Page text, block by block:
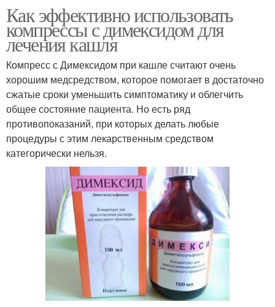
Как эффективно использовать
компрессы с димексидом для
лечения кашля
Компресс с Димексидом при кашле считают очень
хорошим медсредством, которое помогает в достаточно
сжатые сроки уменьшить симптоматику и облегчить
общее состояние пациента. Но есть ряд
противопоказаний, при которых делать любые
процедуры с этим лекарственным средством
категорически нельзя.